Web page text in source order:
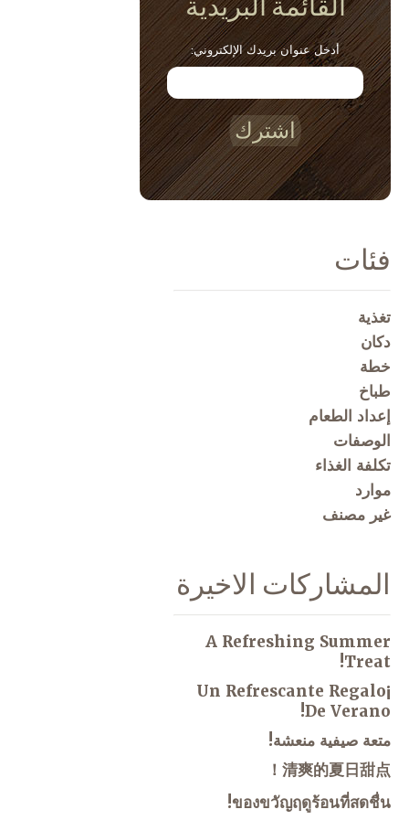
القائمة البريدية
أدخل عنوان بريدك الإلكتروني:
اشترك
فئات
تغذية
دكان
خطة
طباخ
إعداد الطعام
الوصفات
تكلفة الغذاء
موارد
غير مصنف
المشاركات الاخيرة
A Refreshing Summer
Treat!
¡Un Refrescante Regalo
De Verano!
متعة صيفية منعشة!
清爽的夏日甜点！
ของขวัญฤดูร้อนที่สดชื่น!